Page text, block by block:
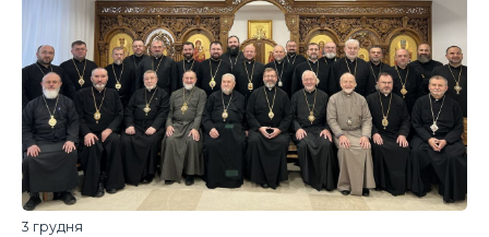
3 грудня